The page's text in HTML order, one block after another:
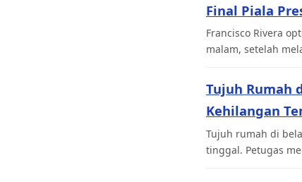
Final Piala
Francisco Rivera
malam, setelah
Tujuh Rumah
Kehilangan
Tujuh rumah di
tinggal. Petugas